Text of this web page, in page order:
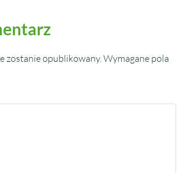
zostanie opublikowany. Wymagane pola